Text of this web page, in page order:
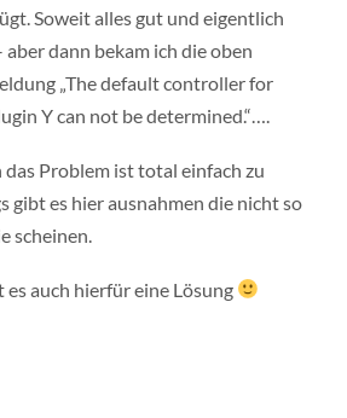
Soweit alles gut und eigentlich
aber dann bekam ich die oben
„The default controller for
Y can not be determined.“….
Problem ist total einfach zu
gibt es hier ausnahmen die nicht so
scheinen.
auch hierfür eine Lösung